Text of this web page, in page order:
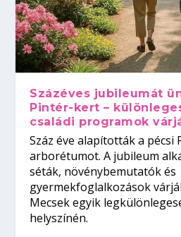
Százéves jubileumát
Pintér-kert –
családi programok
Száz éve alapították a pécsi
arborétumot. A jubileum
séták, növénybemutatók és
gyermekfoglalkozások
Mecsek egyik
helyszínén.